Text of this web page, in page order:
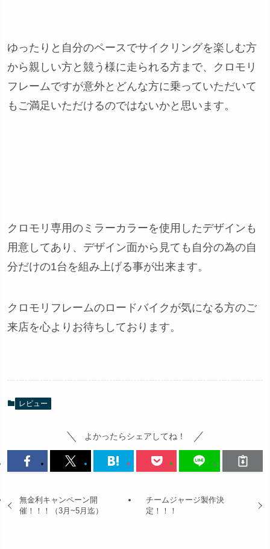
ゆったりと自分のペースでサイクリングを楽しむ方
から親しい方と競う様に走られる方まで、クロモリ
フレームですが意外とどんな方に乗っていただいて
もご満足いただけるのではないかと思います。
クロモリ専用のミラーカラーを使用したデザインも
用意してあり、デザイン面から見ても自分の為の自
分だけの1台を組み上げる事が出来ます。
クロモリフレームのロードバイクが気になる方のご
来店を心よりお待ちしております。
レビュー
よかったらシェアしてね！
無金利キャンペーン開
催！！！（3月~5月迄）
チームジャージ製作決
定！！！